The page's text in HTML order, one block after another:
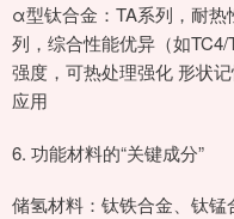
α型钛合金：TA系列，耐
列，综合性能优异（如
强度，可热处理强化 形状
应用
6. 功能材料的“关键成分”
储氢材料：钛铁合金、钛